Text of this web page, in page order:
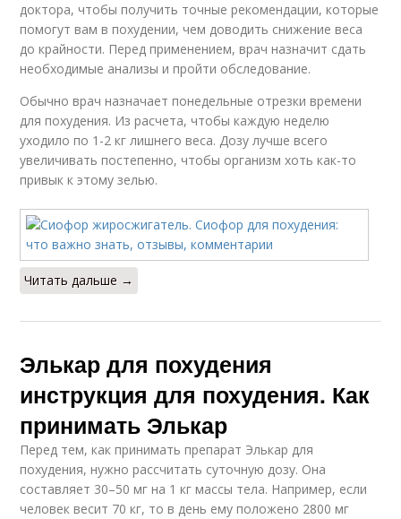
доктора, чтобы получить точные рекомендации, которые
помогут вам в похудении, чем доводить снижение веса
до крайности. Перед применением, врач назначит сдать
необходимые анализы и пройти обследование.
Обычно врач назначает понедельные отрезки времени
для похудения. Из расчета, чтобы каждую неделю
уходило по 1-2 кг лишнего веса. Дозу лучше всего
увеличивать постепенно, чтобы организм хоть как-то
привык к этому зелью.
Читать дальше →
Элькар для похудения
инструкция для похудения. Как
принимать Элькар
Перед тем, как принимать препарат Элькар для
похудения, нужно рассчитать суточную дозу. Она
составляет 30–50 мг на 1 кг массы тела. Например, если
человек весит 70 кг, то в день ему положено 2800 мг